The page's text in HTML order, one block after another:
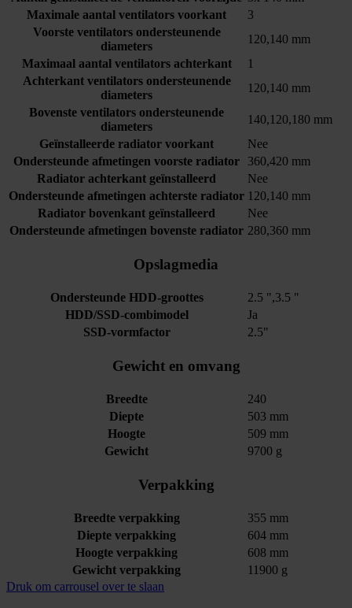
Maximale aantal ventilators voorkant
3
Voorste ventilators ondersteunende
diameters
120,140 mm
Maximaal aantal ventilators achterkant
1
Achterkant ventilators ondersteunende
diameters
120,140 mm
Bovenste ventilators ondersteunende
diameters
140,120,180 mm
Geïnstalleerde radiator voorkant
Nee
Ondersteunde afmetingen voorste radiator
360,420 mm
Radiator achterkant geïnstalleerd
Nee
Ondersteunde afmetingen achterste radiator 120,140 mm
Radiator bovenkant geïnstalleerd
Nee
Ondersteunde afmetingen bovenste radiator 280,360 mm
Opslagmedia
Ondersteunde HDD-groottes
2.5 ",3.5 "
HDD/SSD-combimodel
Ja
SSD-vormfactor
2.5"
Gewicht en omvang
Breedte
240
Diepte
503 mm
Hoogte
509 mm
Gewicht
9700 g
Verpakking
Breedte verpakking
355 mm
Diepte verpakking
604 mm
Hoogte verpakking
608 mm
Gewicht verpakking
11900 g
Druk om carrousel over te slaan